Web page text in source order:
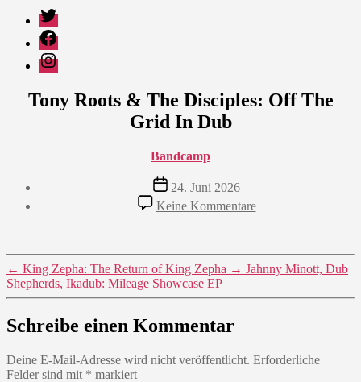
Twitter
Facebook
Instagram
Tony Roots & The Disciples: Off The
Grid In Dub
Bandcamp
Veröffentlichungsdatum
24. Juni 2026
Keine Kommentarezu
Tony
The
Disciples:
The
← King Zepha: The Return of King Zepha → Jahnny Minott, Dub
Shepherds, Ikadub: Mileage Showcase EP
Schreibe einen Kommentar
Deine E-Mail-Adresse wird nicht veröffentlicht. Erforderliche
Felder sind mit * markiert